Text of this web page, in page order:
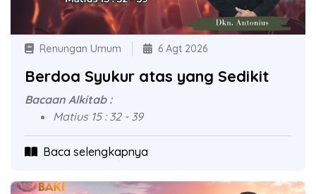
Renungan Umum 6 Agt 2026
Berdoa Syukur atas yang Sedikit
Bacaan Alkitab :
Matius 15 : 32 - 39
Baca selengkapnya